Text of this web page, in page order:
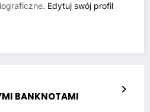
Edytuj swój profil
BANKNOTAMI